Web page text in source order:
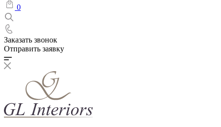
0
Заказать звонок
Отправить заявку